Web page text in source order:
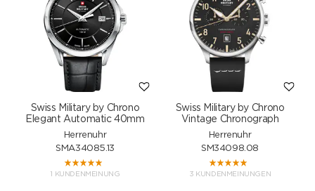
Swiss Military by Chrono
Elegant Automatic 40mm
Herrenuhr
SMA34085.13
1 KUNDENMEINUNG
Swiss Military by Chrono
Vintage Chronograph
Herrenuhr
SM34098.08
3 KUNDENMEINUNGEN